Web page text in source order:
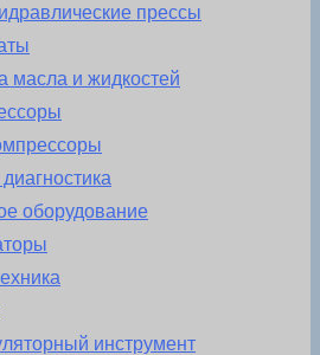
прессы
масла и жидкостей
оборудование
инструмент